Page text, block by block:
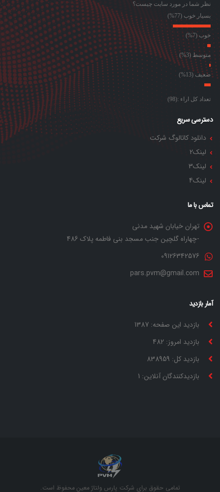
نظر شما در مورد سایت چیست؟
بسیار خوب (77%)
خوب (7%)
متوسط (3%)
ضعیف (13%)
تعداد کل اراء :(98)
دسترسی سریع
دانلود کاتالوگ شرکت
لینک2
لینک3
لینک4
تماس با ما
تهران خیابان شهید مدنی
-چهاراه گلچین جنب مسجد بنی فاطمه پلاک 486
09126342576
pars.pvm@gmail.com
آمار بازدید
بازدید این صفحه: 1387
بازدید امروز: 482
بازدید کل: 838959
بازدیدکنندگان آنلاین: 1
تمامی حقوق برای شرکت پارس ولتاژ معین محفوظ است.